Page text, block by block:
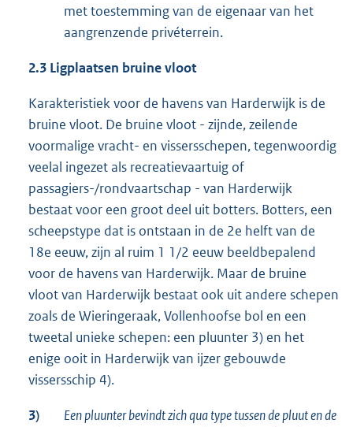
met toestemming van de eigenaar van het
aangrenzende privéterrein.
2.3 Ligplaatsen bruine vloot
Karakteristiek voor de havens van Harderwijk is de
bruine vloot. De bruine vloot - zijnde, zeilende
voormalige vracht- en vissersschepen, tegenwoordig
veelal ingezet als recreatievaartuig of
passagiers-/rondvaartschap - van Harderwijk
bestaat voor een groot deel uit botters. Botters, een
scheepstype dat is ontstaan in de 2e helft van de
18e eeuw, zijn al ruim 1 1/2 eeuw beeldbepalend
voor de havens van Harderwijk. Maar de bruine
vloot van Harderwijk bestaat ook uit andere schepen
zoals de Wieringeraak, Vollenhoofse bol en een
tweetal unieke schepen: een pluunter 3) en het
enige ooit in Harderwijk van ijzer gebouwde
vissersschip 4).
3)
Een pluunter bevindt zich qua type tussen de pluut en de